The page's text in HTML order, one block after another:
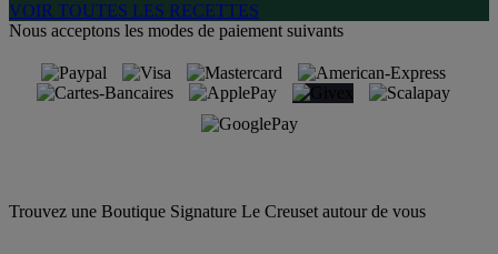
VOIR TOUTES LES RECETTES
Nous acceptons les modes de paiement suivants
Trouvez une Boutique Signature Le Creuset autour de vous